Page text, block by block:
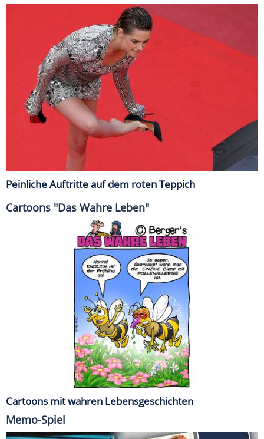
Peinliche Auftritte auf dem roten Teppich
Cartoons "Das Wahre Leben"
Cartoons mit wahren Lebensgeschichten
Memo-Spiel